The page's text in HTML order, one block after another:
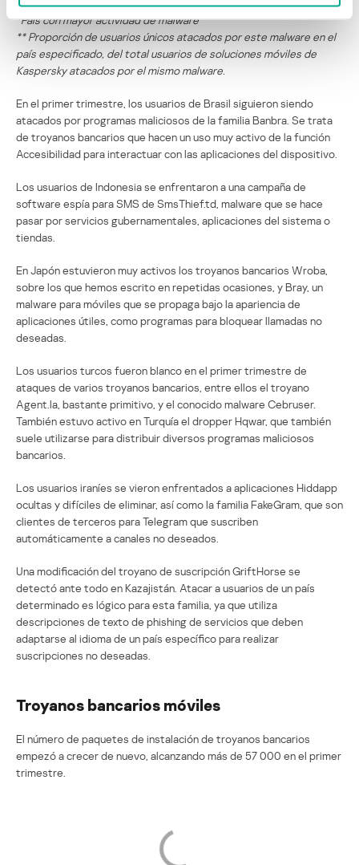
*País con mayor actividad de malware
** Proporción de usuarios únicos atacados por este malware en el
país especificado, del total usuarios de soluciones móviles de
Kaspersky atacados por el mismo malware.
En el primer trimestre, los usuarios de Brasil siguieron siendo
atacados por programas maliciosos de la familia Banbra. Se trata
de troyanos bancarios que hacen un uso muy activo de la función
Accesibilidad para interactuar con las aplicaciones del dispositivo.
Los usuarios de Indonesia se enfrentaron a una campaña de
software espía para SMS de SmsThief.td, malware que se hace
pasar por servicios gubernamentales, aplicaciones del sistema o
tiendas.
En Japón estuvieron muy activos los troyanos bancarios Wroba,
sobre los que hemos escrito en repetidas ocasiones, y Bray, un
malware para móviles que se propaga bajo la apariencia de
aplicaciones útiles, como programas para bloquear llamadas no
deseadas.
Los usuarios turcos fueron blanco en el primer trimestre de
ataques de varios troyanos bancarios, entre ellos el troyano
Agent.la, bastante primitivo, y el conocido malware Cebruser.
También estuvo activo en Turquía el dropper Hqwar, que también
suele utilizarse para distribuir diversos programas maliciosos
bancarios.
Los usuarios iraníes se vieron enfrentados a aplicaciones Hiddapp
ocultas y difíciles de eliminar, así como la familia FakeGram, que son
clientes de terceros para Telegram que suscriben
automáticamente a canales no deseados.
Una modificación del troyano de suscripción GriftHorse se
detectó ante todo en Kazajistán. Atacar a usuarios de un país
determinado es lógico para esta familia, ya que utiliza
descripciones de texto de phishing de servicios que deben
adaptarse al idioma de un país específico para realizar
suscripciones no deseadas.
Troyanos bancarios móviles
El número de paquetes de instalación de troyanos bancarios
empezó a crecer de nuevo, alcanzando más de 57 000 en el primer
trimestre.